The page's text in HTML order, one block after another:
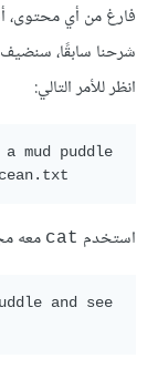
فارغ من أي محتوى،
شرحنا سابقًا، سنضيف
انظر للأمر التالي:
mud puddle
استخدم cat معه
and see